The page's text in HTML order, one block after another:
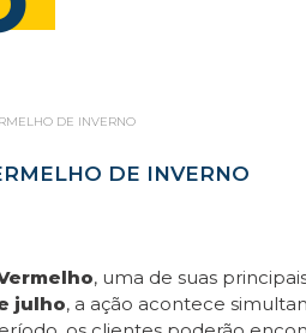
DE INVERNO
DE INVERNO
, uma de suas
julho, a ação acontece